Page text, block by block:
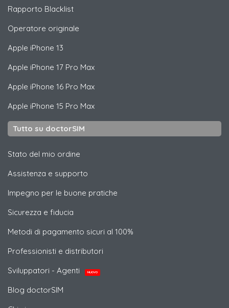
Rapporto Blacklist
Operatore originale
Apple iPhone 13
Apple iPhone 17 Pro Max
Apple iPhone 16 Pro Max
Apple iPhone 15 Pro Max
Tutto su doctorSIM
Stato del mio ordine
Assistenza e supporto
Impegno per le buone pratiche
Sicurezza e fiducia
Metodi di pagamento sicuri al 100%
Professionisti e distributori
Sviluppatori - Agenti
NUOVO
Blog doctorSIM